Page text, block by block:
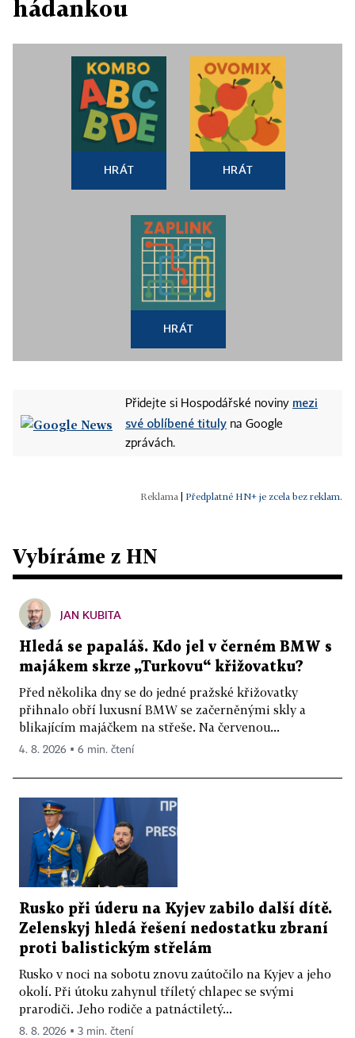
hádankou
HRÁT HRÁT
HRÁT
Přidejte si Hospodářské noviny mezi
své oblíbené tituly na Google
zprávách.
Předplatné HN+ je zcela bez reklam.
Vybíráme z HN
JAN KUBITA
Hledá se papaláš. Kdo jel v černém BMW s
majákem skrze „Turkovu“ křižovatku?
Před několika dny se do jedné pražské křižovatky
přihnalo obří luxusní BMW se začerněnými skly a
blikajícím majáčkem na střeše. Na červenou...
4. 8. 2026 ▪ 6 min. čtení
Rusko při úderu na Kyjev zabilo další dítě.
Zelenskyj hledá řešení nedostatku zbraní
proti balistickým střelám
Rusko v noci na sobotu znovu zaútočilo na Kyjev a jeho
okolí. Při útoku zahynul tříletý chlapec se svými
prarodiči. Jeho rodiče a patnáctiletý...
8. 8. 2026 ▪ 3 min. čtení